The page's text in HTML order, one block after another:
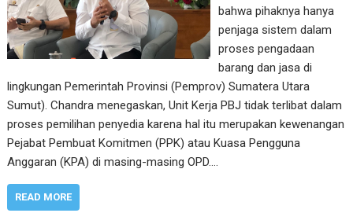
bahwa pihaknya hanya
penjaga sistem dalam
proses pengadaan
barang dan jasa di
lingkungan Pemerintah Provinsi (Pemprov) Sumatera Utara
Sumut). Chandra menegaskan, Unit Kerja PBJ tidak terlibat dalam
proses pemilihan penyedia karena hal itu merupakan kewenangan
Pejabat Pembuat Komitmen (PPK) atau Kuasa Pengguna
Anggaran (KPA) di masing-masing OPD.…
READ MORE